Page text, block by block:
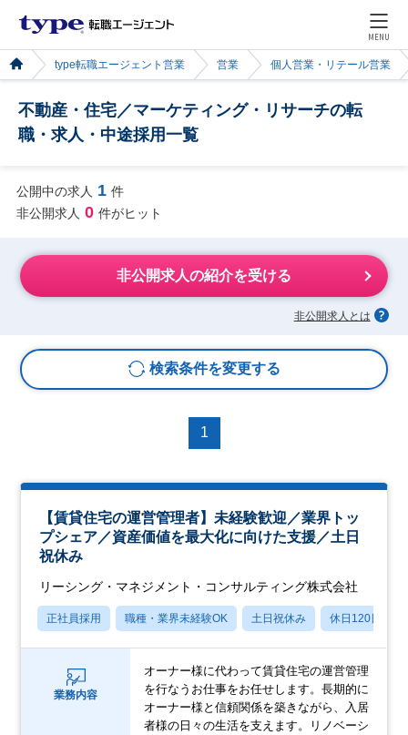
MENU
type転職エージェント営業 営業 個人営業・リテール営業
不動産・住宅／マーケティング・リサーチの転
職・求人・中途採用一覧
公開中の求人 1 件
非公開求人 0 件がヒット
非公開求人の紹介を受ける
非公開求人とは
検索条件を変更する
1
【賃貸住宅の運営管理者】未経験歓迎／業界トッ
プシェア／資産価値を最大化に向けた支援／土日
祝休み
リーシング・マネジメント・コンサルティング株式会社
正社員採用 職種・業界未経験OK 土日祝休み 休日120日以上
業務内容
オーナー様に代わって賃貸住宅の運営管理
を行なうお仕事をお任せします。長期的に
オーナー様と信頼関係を築きながら、入居
者様の日々の生活を支えます。リノベーシ